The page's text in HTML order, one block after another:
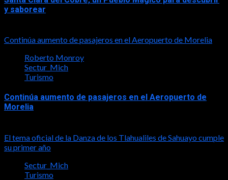
y saborear
Continúa aumento de pasajeros en el Aeropuerto de Morelia
Roberto Monroy
Sectur_Mich
Turismo
Continúa aumento de pasajeros en el Aeropuerto de
Morelia
El tema oficial de la Danza de los Tlahualiles de Sahuayo cumple
su primer año
Sectur_Mich
Turismo